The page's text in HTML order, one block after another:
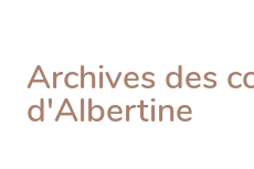
Archives des
d'Albertine